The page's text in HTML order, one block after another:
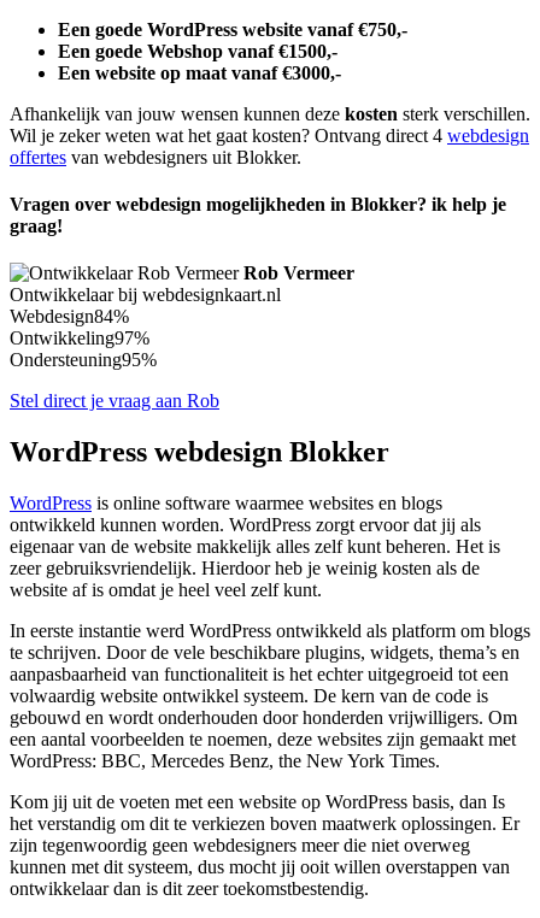
Een goede WordPress website vanaf €750,-
Een goede Webshop vanaf €1500,-
Een website op maat vanaf €3000,-
Afhankelijk van jouw wensen kunnen deze kosten sterk verschillen.
Wil je zeker weten wat het gaat kosten? Ontvang direct 4 webdesign
offertes van webdesigners uit Blokker.
Vragen over webdesign mogelijkheden in Blokker? ik help je
graag!
Rob Vermeer
Ontwikkelaar bij webdesignkaart.nl
Webdesign84%
Ontwikkeling97%
Ondersteuning95%
Stel direct je vraag aan Rob
WordPress webdesign Blokker
WordPress is online software waarmee websites en blogs
ontwikkeld kunnen worden. WordPress zorgt ervoor dat jij als
eigenaar van de website makkelijk alles zelf kunt beheren. Het is
zeer gebruiksvriendelijk. Hierdoor heb je weinig kosten als de
website af is omdat je heel veel zelf kunt.
In eerste instantie werd WordPress ontwikkeld als platform om blogs
te schrijven. Door de vele beschikbare plugins, widgets, thema’s en
aanpasbaarheid van functionaliteit is het echter uitgegroeid tot een
volwaardig website ontwikkel systeem. De kern van de code is
gebouwd en wordt onderhouden door honderden vrijwilligers. Om
een aantal voorbeelden te noemen, deze websites zijn gemaakt met
WordPress: BBC, Mercedes Benz, the New York Times.
Kom jij uit de voeten met een website op WordPress basis, dan Is
het verstandig om dit te verkiezen boven maatwerk oplossingen. Er
zijn tegenwoordig geen webdesigners meer die niet overweg
kunnen met dit systeem, dus mocht jij ooit willen overstappen van
ontwikkelaar dan is dit zeer toekomstbestendig.